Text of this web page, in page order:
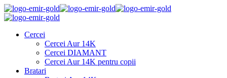
Cercei
Cercei Aur 14K
Cercei DIAMANT
Cercei Aur 14K pentru copii
Bratari